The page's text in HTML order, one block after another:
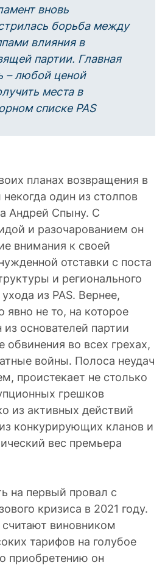
вновь
борьба между
влияния в
партии. Главная
– любой ценой
места в
списке PAS
планах возвращения в
один из столпов
Андрей Спыну. С
и разочарованием он
внимания к своей
отставки с поста
и регионального
из PAS. Вернее,
не то, на которое
основателей партии
обвинения во всех грехах,
войны. Полоса неудач
проистекает не столько
грешков
из активных действий
конкурирующих кланов и
вес премьера
на первый провал с
кризиса в 2021 году.
виновником
тарифов на голубое
приобретению он